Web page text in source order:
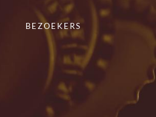
BEZOEKERS